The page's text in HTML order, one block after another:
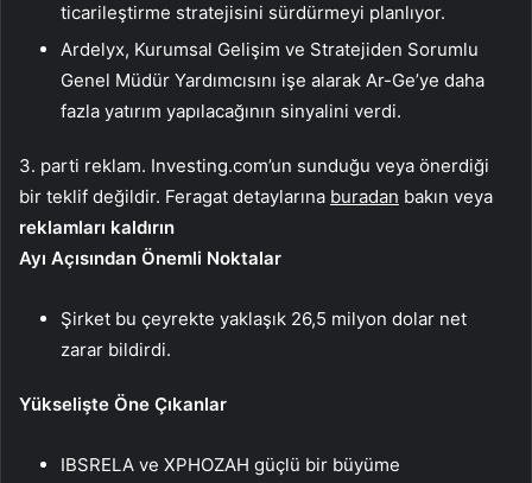
ticarileştirme stratejisini sürdürmeyi planlıyor.
Ardelyx, Kurumsal Gelişim ve Stratejiden Sorumlu
Genel Müdür Yardımcısını işe alarak Ar-Ge’ye daha
fazla yatırım yapılacağının sinyalini verdi.
3. parti reklam. Investing.com’un sunduğu veya önerdiği
bir teklif değildir. Feragat detaylarına buradan bakın veya
reklamları kaldırın
Ayı Açısından Önemli Noktalar
Şirket bu çeyrekte yaklaşık 26,5 milyon dolar net
zarar bildirdi.
Yükselişte Öne Çıkanlar
IBSRELA ve XPHOZAH güçlü bir büyüme